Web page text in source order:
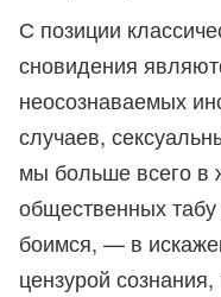
С позиции
сновидения
неосознаваемых
случаев,
мы больше всего в
общественных
боимся, — в
цензурой